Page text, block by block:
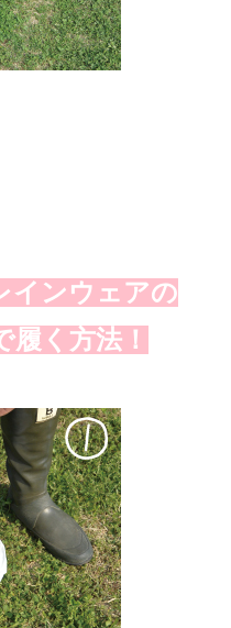
インウェアの
く方法！